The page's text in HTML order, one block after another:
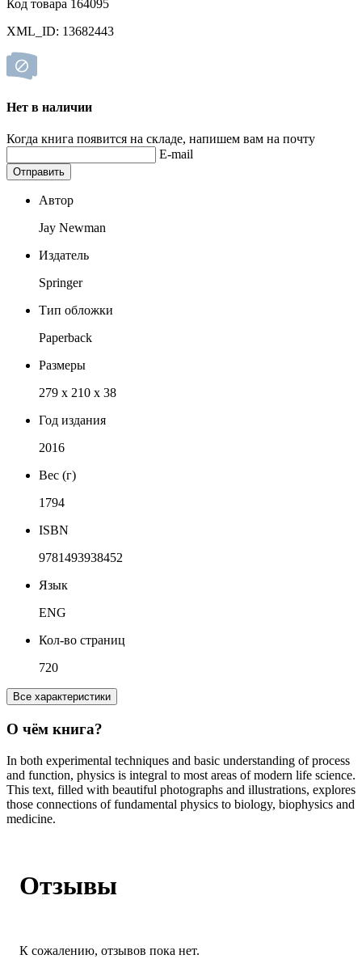
Код товара 164095
XML_ID: 13682443
Нет в наличии
Когда книга появится на складе, напишем вам на почту
E-mail
Отправить
Автор
Jay Newman
Издатель
Springer
Тип обложки
Paperback
Размеры
279 x 210 x 38
Год издания
2016
Вес (г)
1794
ISBN
9781493938452
Язык
ENG
Кол-во страниц
720
Все характеристики
О чём книга?
In both experimental techniques and basic understanding of process
and function, physics is integral to most areas of modern life science.
This text, filled with beautiful photographs and illustrations, explores
those connections of fundamental physics to biology, biophysics and
medicine.
Отзывы
К сожалению, отзывов пока нет.